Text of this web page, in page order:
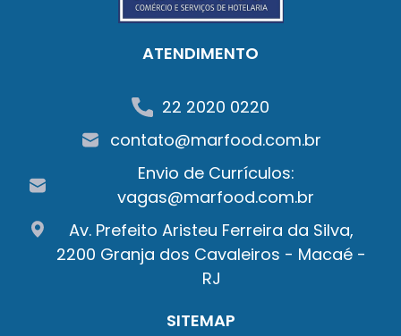
ATENDIMENTO
22 2020 0220
contato@marfood.com.br
Envio de Currículos:
vagas@marfood.com.br
Av. Prefeito Aristeu Ferreira da Silva,
2200 Granja dos Cavaleiros - Macaé -
RJ
SITEMAP